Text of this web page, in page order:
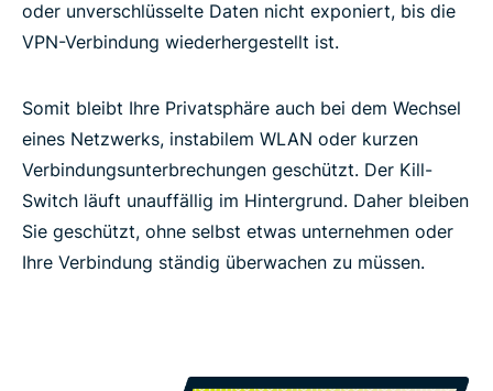
oder unverschlüsselte Daten nicht exponiert, bis die
VPN-Verbindung wiederhergestellt ist.
Somit bleibt Ihre Privatsphäre auch bei dem Wechsel
eines Netzwerks, instabilem WLAN oder kurzen
Verbindungsunterbrechungen geschützt. Der Kill-
Switch läuft unauffällig im Hintergrund. Daher bleiben
Sie geschützt, ohne selbst etwas unternehmen oder
Ihre Verbindung ständig überwachen zu müssen.